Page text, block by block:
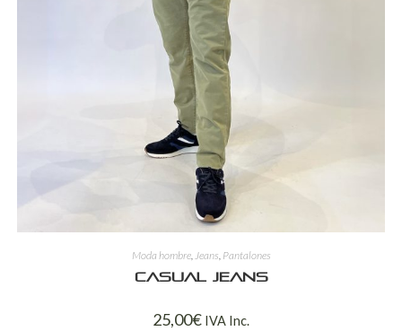
Moda hombre, Jeans Pantalones
Casual jeans
25,00€ IVA Inc.